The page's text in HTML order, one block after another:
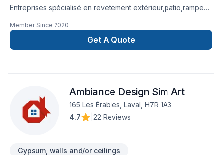
Entreprises spécialisé en revetement extérieur,patio,rampe
Member Since 2020
Get A Quote
Ambiance Design Sim Art
165 Les Érables, Laval, H7R 1A3
4.7
22 Reviews
Gypsum, walls and/or ceilings